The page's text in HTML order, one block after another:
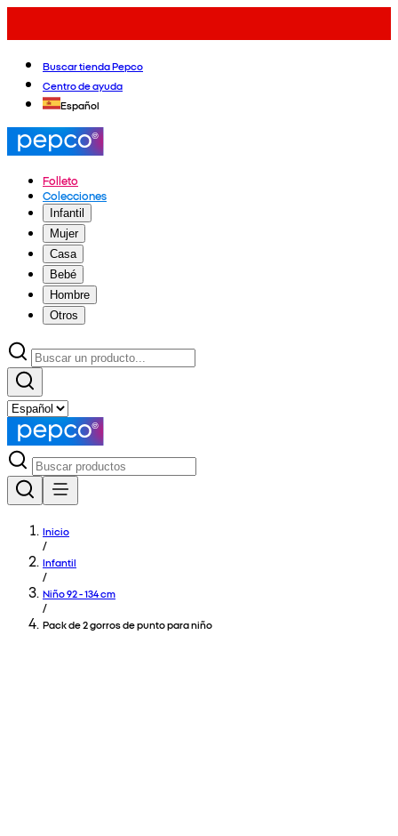
Buscar tienda Pepco
Centro de ayuda
Español
Folleto
Colecciones
Infantil
Mujer
Casa
Bebé
Hombre
Otros
Inicio
/
Infantil
/
Niño 92 - 134 cm
/
Pack de 2 gorros de punto para niño